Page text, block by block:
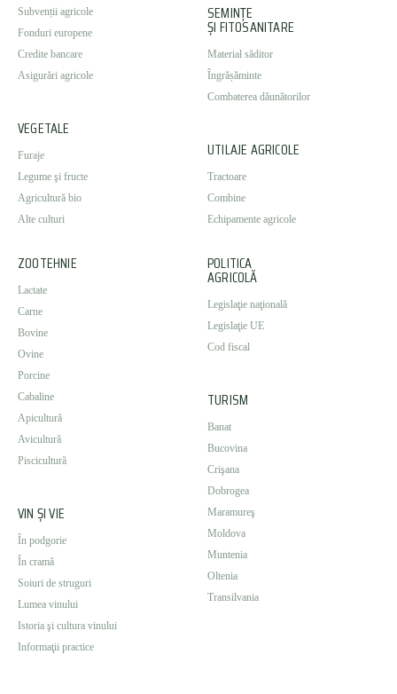
Subvenții agricole
Fonduri europene
Credite bancare
Asigurări agricole
VEGETALE
Furaje
Legume şi fructe
Agricultură bio
Alte culturi
SEMINȚE
ȘI FITOSANITARE
Material săditor
Îngrășăminte
Combaterea dăunătorilor
UTILAJE AGRICOLE
Tractoare
Combine
Echipamente agricole
ZOOTEHNIE
Lactate
Carne
Bovine
Ovine
Porcine
Cabaline
Apicultură
Avicultură
Piscicultură
VIN ȘI VIE
În podgorie
În cramă
Soiuri de struguri
Lumea vinului
Istoria şi cultura vinului
Informaţii practice
POLITICA
AGRICOLĂ
Legislaţie naţională
Legislaţie UE
Cod fiscal
TURISM
Banat
Bucovina
Crişana
Dobrogea
Maramureş
Moldova
Muntenia
Oltenia
Transilvania